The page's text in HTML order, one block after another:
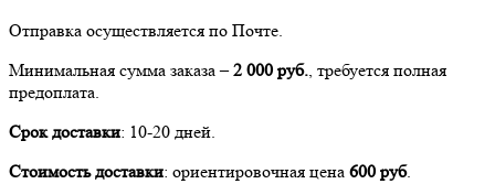
Отправка осуществляется по Почте.
Минимальная сумма заказа –2 000 руб. , требуется полная
предоплата.
Срок доставки: 10-20 дней.
Стоимость доставки: ориентировочная цена 600 руб.